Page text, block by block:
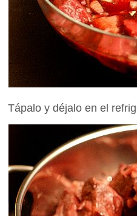
Tápalo y déjalo en el